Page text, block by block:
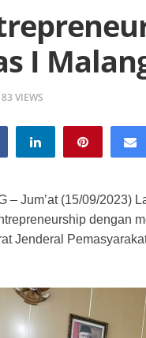
I
VIEWS
– Jum’at (15/09/2023)
dengan
Jenderal